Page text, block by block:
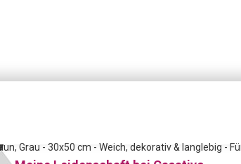
Grau - 30x50 cm - Weich, dekorativ & langlebig -